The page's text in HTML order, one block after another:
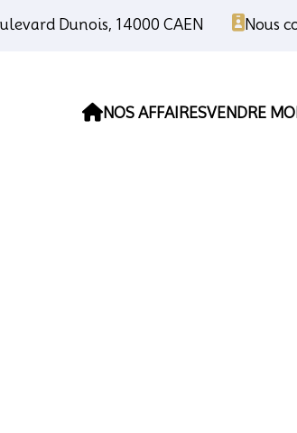
Dunois, 14000 CAEN Nous
NOS AFFAIRESVENDRE